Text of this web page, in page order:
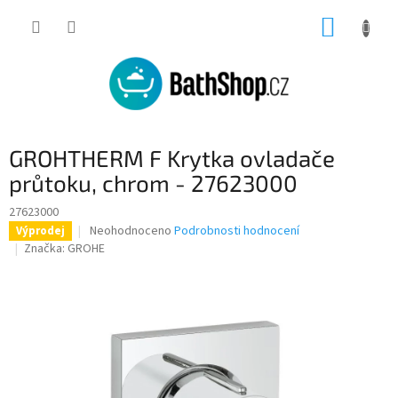
GROHTHERM F Krytka ovladače
průtoku, chrom - 27623000
27623000
Výprodej
Průměrné
hodnocení
Neohodnoceno Podrobnosti hodnocení
Značka: GROHE